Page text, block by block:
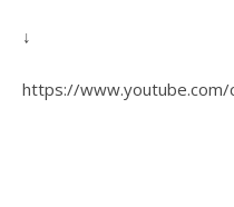
↓
https://www.youtube.com/